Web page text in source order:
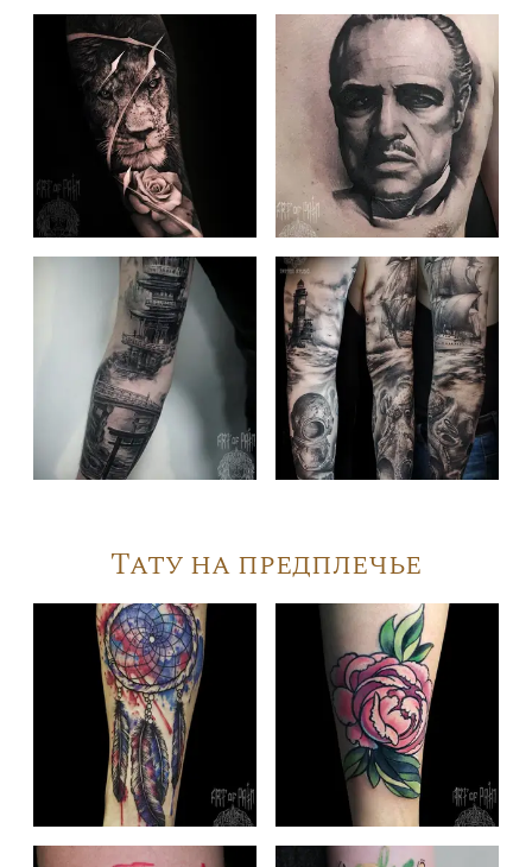
Тату на предплечье